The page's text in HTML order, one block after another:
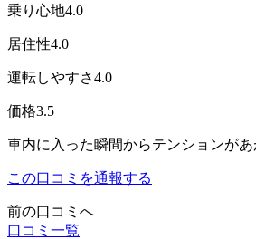
乗り心地4.0
居住性4.0
運転しやすさ4.0
価格3.5
車内に入った瞬間からテンションが
この口コミを通報する
前の口コミへ
口コミ一覧